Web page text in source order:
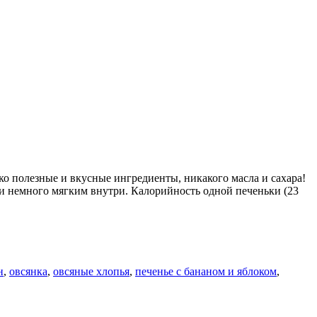
полезные и вкусные ингредиенты, никакого масла и сахара!
немного мягким внутри. Калорийность одной печеньки (23
, овсянка, овсяные хлопья, печенье с бананом и яблоком,